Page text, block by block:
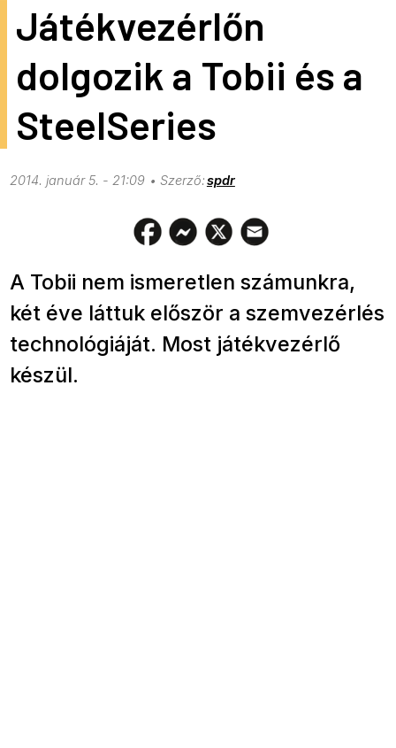
Játékvezérlőn
dolgozik a Tobii és a
SteelSeries
2014. január 5. - 21:09 spdr
A Tobii nem ismeretlen számunkra,
két éve láttuk először a szemvezérlés
technológiáját. Most játékvezérlő
készül.